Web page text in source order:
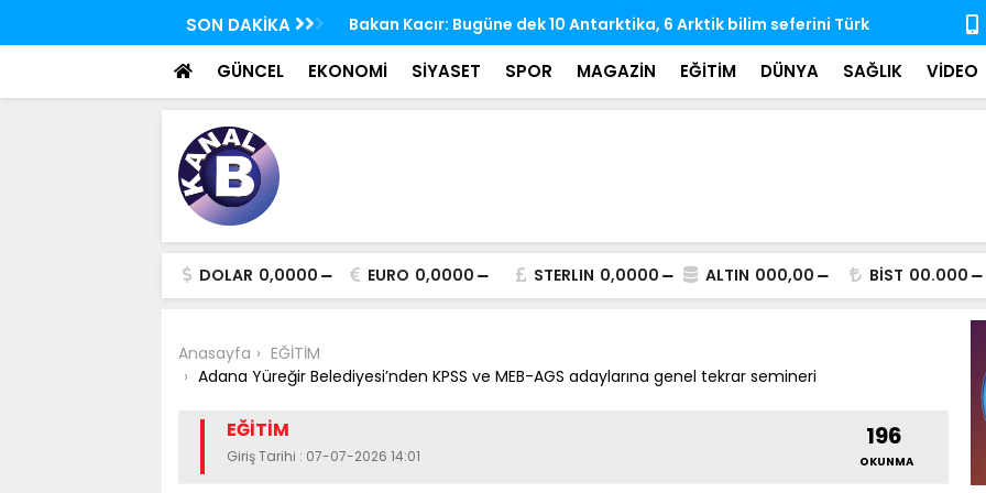
SON DAKİKA
Adalet Komisyonu'nda kabul edildi
Bakan Kacır: Bugüne dek 10 Antarktika, 6 Arktik bilim seferini Türk
bilim insanları gerçekleştirdi
Hayata
iz bıraktı
GÜNCEL EKONOMİ SİYASET SPOR MAGAZİN EĞİTİM DÜNYA SAĞLIK VİDEO
DOLAR 0,0000 EURO 0,0000 STERLIN 0,0000 ALTIN 000,00 BİST 00.000
Anasayfa
EĞİTİM
Adana Yüreğir Belediyesi’nden KPSS ve MEB-AGS adaylarına genel tekrar semineri
EĞİTİM
Giriş Tarihi : 07-07-2026 14:01
196
OKUNMA